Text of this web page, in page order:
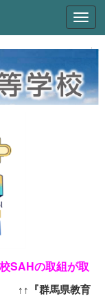
SAHの取組が取
↑↑『群馬県教育